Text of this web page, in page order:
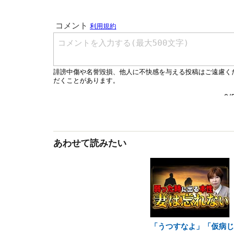
あわせて読みたい
「うつすなよ」「仮病じ